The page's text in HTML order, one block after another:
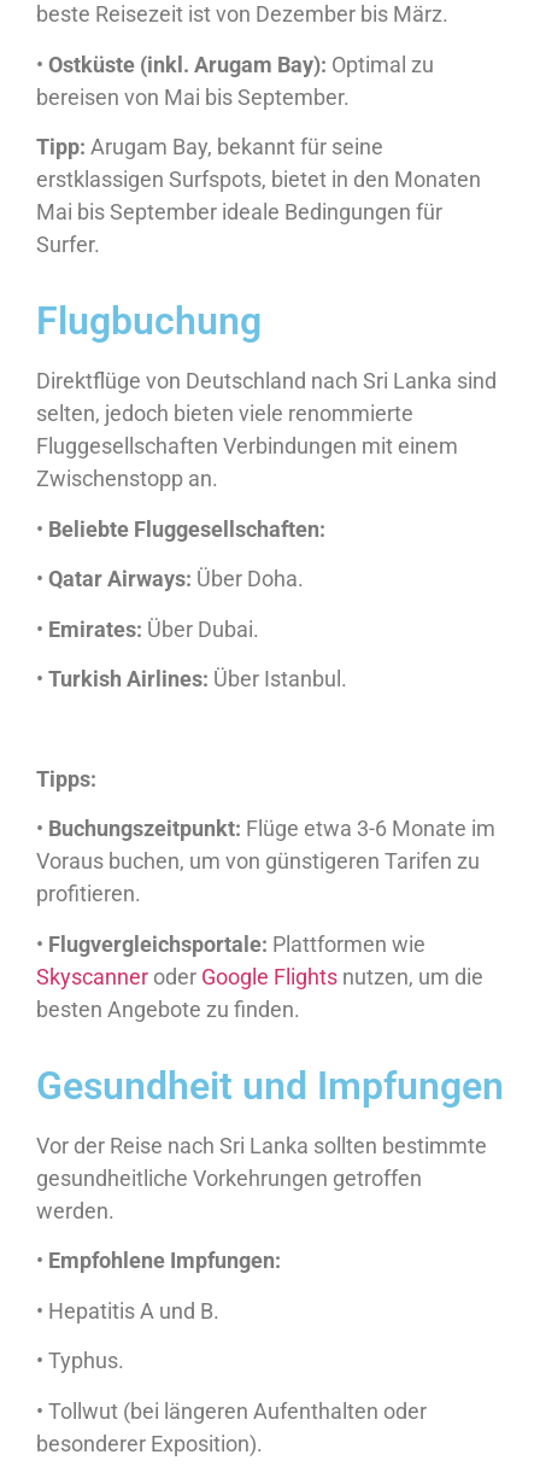
beste Reisezeit ist von Dezember bis März.
• Ostküste (inkl. Arugam Bay): Optimal zu
bereisen von Mai bis September.
Tipp: Arugam Bay, bekannt für seine
erstklassigen Surfspots, bietet in den Monaten
Mai bis September ideale Bedingungen für
Surfer.
Flugbuchung
Direktflüge von Deutschland nach Sri Lanka sind
selten, jedoch bieten viele renommierte
Fluggesellschaften Verbindungen mit einem
Zwischenstopp an.
• Beliebte Fluggesellschaften:
• Qatar Airways: Über Doha.
• Emirates: Über Dubai.
• Turkish Airlines: Über Istanbul.
Tipps:
• Buchungszeitpunkt: Flüge etwa 3-6 Monate im
Voraus buchen, um von günstigeren Tarifen zu
profitieren.
• Flugvergleichsportale: Plattformen wie
Skyscanner oder Google Flights nutzen, um die
besten Angebote zu finden.
Gesundheit und Impfungen
Vor der Reise nach Sri Lanka sollten bestimmte
gesundheitliche Vorkehrungen getroffen
werden.
• Empfohlene Impfungen:
• Hepatitis A und B.
• Typhus.
• Tollwut (bei längeren Aufenthalten oder
besonderer Exposition).